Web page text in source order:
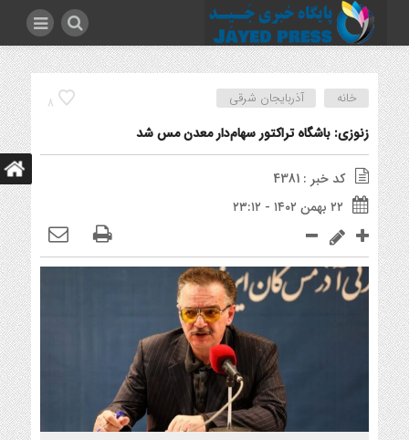
8 خانه آذربایجان شرقی
زنوزی: باشگاه تراکتور سهام‌دار معدن مس شد
کد خبر : 4381
۲۲ بهمن ۱۴۰۲ - ۲۳:۱۲